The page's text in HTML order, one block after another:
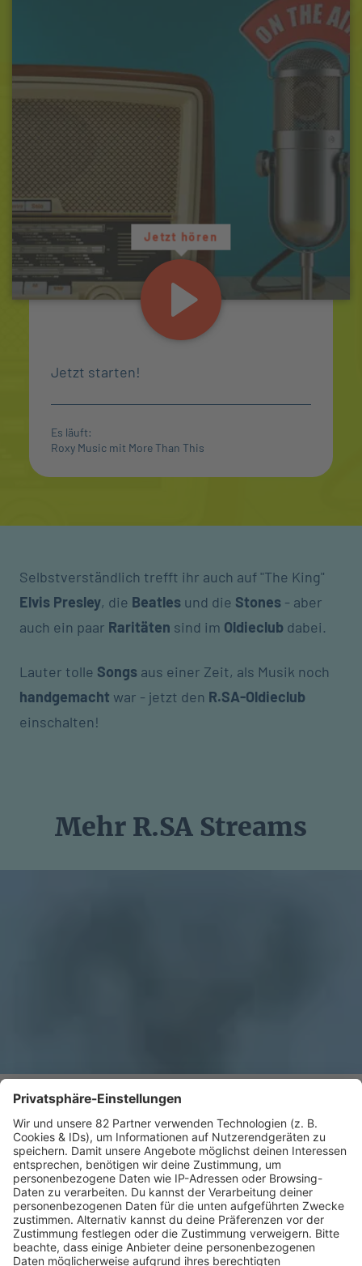
Jetzt hören
Jetzt starten!
Es läuft:
Roxy Music mit More Than This
Selbstverständlich trefft ihr auch auf "The King"
Elvis Presley, die Beatles und die Stones - aber
auch ein paar Raritäten sind im Oldieclub dabei.
Lauter tolle Songs aus einer Zeit, als Musik noch
handgemacht war - jetzt den R.SA-Oldieclub
einschalten!
Mehr R.SA Streams
R.SA Beatles Radio
Hört Deutschlands einziges Beatles-Radio - mit
unserem Mr. Music Lutz Stolberg!
MEHR LESEN